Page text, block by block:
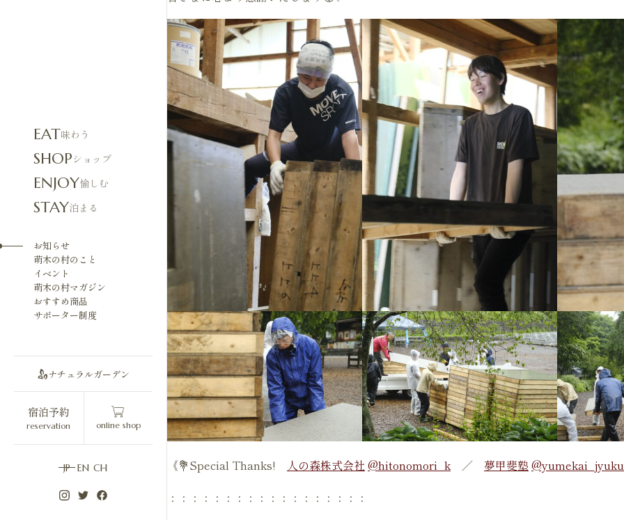
EAT味わう
SHOPショップ
ENJOY愉しむ
STAY泊まる
お知らせ
萌木の村のこと
イベント
萌木の村マガジン
おすすめ商品
サポーター制度
ナチュラルガーデン
宿泊予約
reservation online shop
JP EN CH 《💐Special Thanks! 人の森株式会社 @hitonomori_k／ 夢甲斐塾 @yumekai_jyuku
：：：：：：：：：：：：：：：：：：